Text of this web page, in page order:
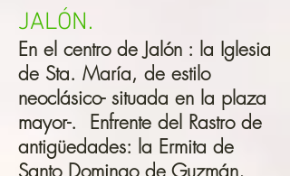
JALÓN.
En el centro de Jalón : la Iglesia
de Sta. María, de estilo
neoclásico- situada en la plaza
mayor-. Enfrente del Rastro de
antigüedades: la Ermita de
Santo Domingo de Guzmán,